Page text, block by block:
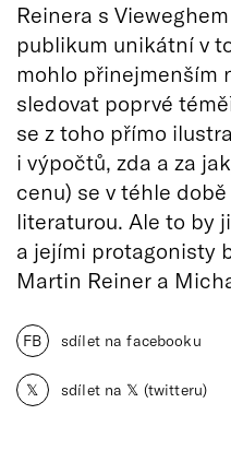
Reinera s
publikum unikátní v
mohlo přinejmenším
sledovat poprvé
se z toho přímo
i výpočtů, zda a za
cenu) se v téhle
literaturou. Ale to by
a jejími protagonisty
Martin Reiner a
FB sdílet na facebooku
𝕏 sdílet na 𝕏 (twitteru)